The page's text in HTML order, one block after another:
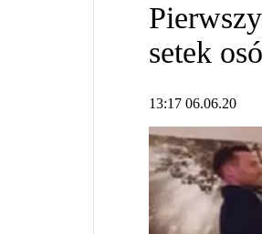
setek
13:17 06.06.20